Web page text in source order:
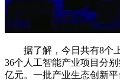
据了解，今日共有8个上
36个人工智能产业项目分
亿元。一批产业生态创新